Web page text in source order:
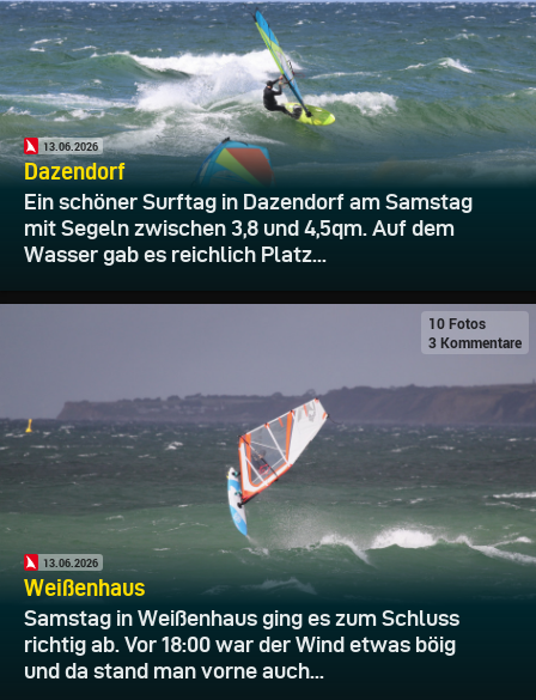
13.06.2026
Dazendorf
Ein schöner Surftag in Dazendorf am Samstag
mit Segeln zwischen 3,8 und 4,5qm. Auf dem
Wasser gab es reichlich Platz...
10 Fotos
3 Kommentare
13.06.2026
Weißenhaus
Samstag in Weißenhaus ging es zum Schluss
richtig ab. Vor 18:00 war der Wind etwas böig
und da stand man vorne auch...